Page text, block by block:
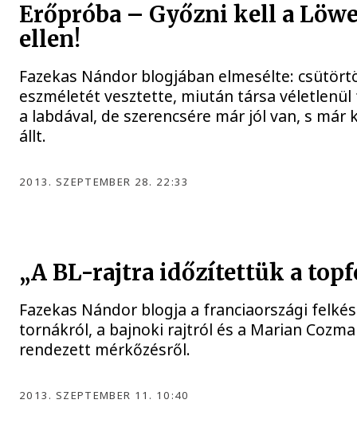
Erőpróba – Győzni kell a
ellen!
Fazekas Nándor blogjában elmesélte:
eszméletét vesztette, miután társa
a labdával, de szerencsére már jól van, s már
állt.
2013. SZEPTEMBER 28. 22:33
„A BL-rajtra időzítettük a
Fazekas Nándor blogja a franciaországi
tornákról, a bajnoki rajtról és a Marian
rendezett mérkőzésről.
2013. SZEPTEMBER 11. 10:40